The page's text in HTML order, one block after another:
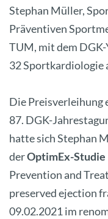
Stephan Müller,
Präventiven
TUM, mit dem
32 Sportkardiologie
Die Preisverleihung
87. DGK-
hatte sich Stephan
derOptimEx-Studie
Prevention and
preserved ejection
09.02.2021 im